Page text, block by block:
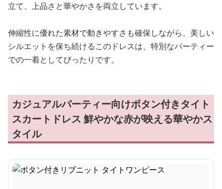
立て、上品さと華やかさを両立しています。
伸縮性に優れた素材で動きやすさも確保しながら、美しい
シルエットを保ち続けるこのドレスは、特別なパーティー
での一着としてぴったりです。
カジュアルパーティー向けボタン付きタイト
スカートドレス 鮮やかな赤が映える華やかス
タイル